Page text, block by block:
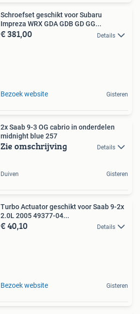
Schroefset geschikt voor Subaru
Impreza WRX GDA GDB GD GG...
€ 381,00 Details
Bezoek website Gisteren
2x Saab 9-3 OG cabrio in onderdelen
midnight blue 257
Zie omschrijving Details
Duiven Gisteren
Turbo Actuator geschikt voor Saab 9-2x
2.0L 2005 49377-04...
€ 40,10 Details
Bezoek website Gisteren